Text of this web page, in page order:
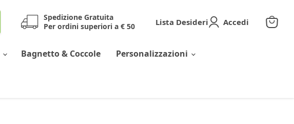
Spedizione Gratuita
Per ordini superiori a € 50
Lista Desideri Accedi
Bagnetto & Coccole Personalizzazioni